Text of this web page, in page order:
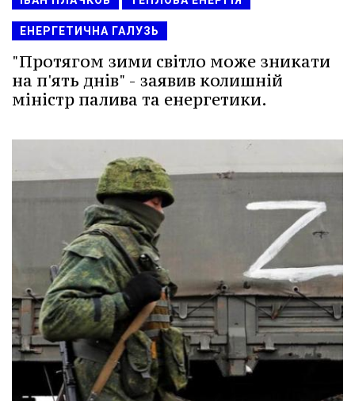
ЕНЕРГЕТИЧНА ГАЛУЗЬ
"Протягом зими світло може зникати
на п'ять днів" - заявив колишній
міністр палива та енергетики.